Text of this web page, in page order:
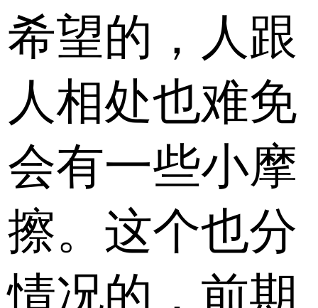
希望的，人跟
人相处也难免
会有一些小摩
擦。这个也分
情况的，前期